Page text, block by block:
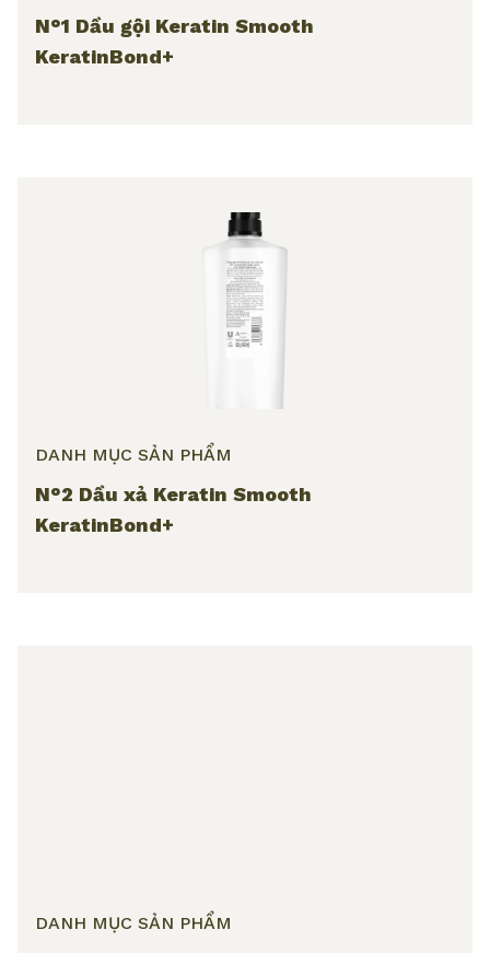
N°1 Dầu gội Keratin Smooth
KeratinBond+
DANH MỤC SẢN PHẨM
N°2 Dầu xả Keratin Smooth
KeratinBond+
DANH MỤC SẢN PHẨM